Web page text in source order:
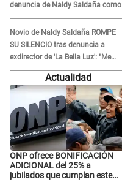
denuncia de Naldy Saldaña como
'acto bochornoso': "No es justo
atacar a otra mujer"
Novio de Naldy Saldaña ROMPE
SU SILENCIO tras denuncia a
exdirector de 'La Bella Luz': "Me
basta con que ella esté bien"
Actualidad
ONP ofrece BONIFICACIÓN
ADICIONAL del 25% a
jubilados que cumplan este